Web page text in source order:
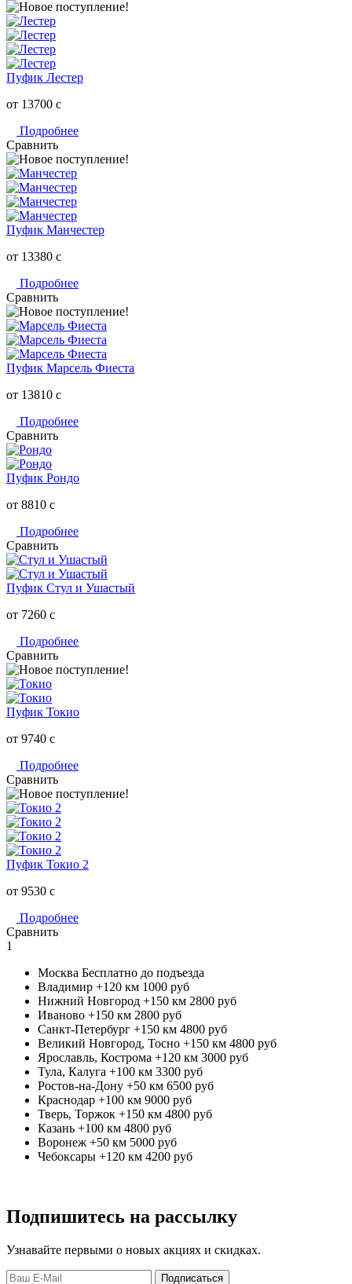
Пуфик Лестер
от 13700 c
Подробнее
Сравнить
Пуфик Манчестер
от 13380 c
Подробнее
Сравнить
Пуфик Марсель Фиеста
от 13810 c
Подробнее
Сравнить
Пуфик Рондо
от 8810 c
Подробнее
Сравнить
Пуфик Стул и Ушастый
от 7260 c
Подробнее
Сравнить
Пуфик Токио
от 9740 c
Подробнее
Сравнить
Пуфик Токио 2
от 9530 c
Подробнее
Сравнить
1
Москва Бесплатно до подъезда
Владимир +120 км 1000 руб
Нижний Новгород +150 км 2800 руб
Иваново +150 км 2800 руб
Санкт-Петербург +150 км 4800 руб
Великий Новгород, Тосно +150 км 4800 руб
Ярославль, Кострома +120 км 3000 руб
Тула, Калуга +100 км 3300 руб
Ростов-на-Дону +50 км 6500 руб
Краснодар +100 км 9000 руб
Тверь, Торжок +150 км 4800 руб
Казань +100 км 4800 руб
Воронеж +50 км 5000 руб
Чебоксары +120 км 4200 руб
Подпишитесь на рассылку
Узнавайте первыми о новых акциях и скидках.